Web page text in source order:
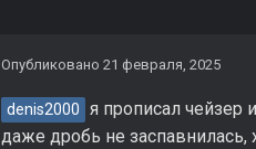
Опубликовано 21 февраля, 2025
denis2000 я прописал чейзер
даже дробь не